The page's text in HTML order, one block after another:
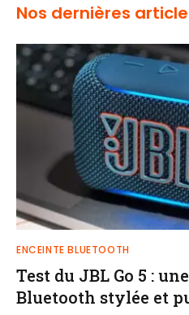
Nos dernières
ENCEINTE BLUETOOTH
Test du JBL Go 5 :
Bluetooth stylée et